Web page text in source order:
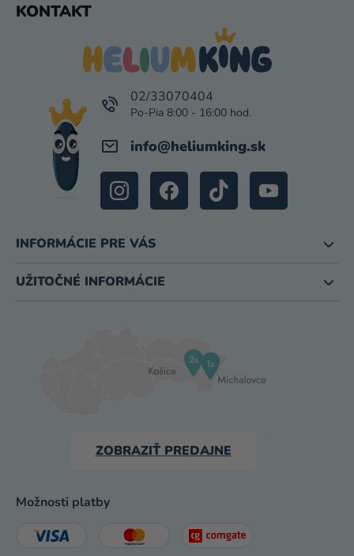
KONTAKT
info@heliumking.sk
02/33070404
INFORMÁCIE PRE VÁS
UŽITOČNÉ INFORMÁCIE
ZOBRAZIŤ PREDAJNE
Možnosti platby